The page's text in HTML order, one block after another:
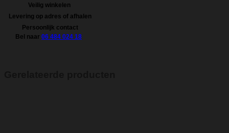
Veilig winkelen
Levering op adres of afhalen
Persoonlijk contact
Bel naar 06 484 024 18